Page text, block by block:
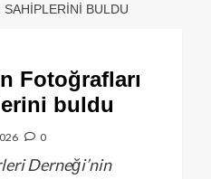
BULDU
Fotoğrafları
buldu
0
Derneği’nin